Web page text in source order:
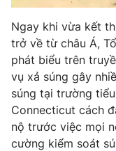
Emagazine
Photo
Video
VTV Money
Ngay khi vừa kết
trở về từ châu Á,
phát biểu trên
vụ xả súng gây
súng tại trường
Connecticut cách
nộ trước việc mọi
cường kiểm soát